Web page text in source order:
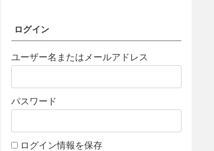
ログイン
ユーザー名またはメールアドレス
パスワード
ログイン情報を保存